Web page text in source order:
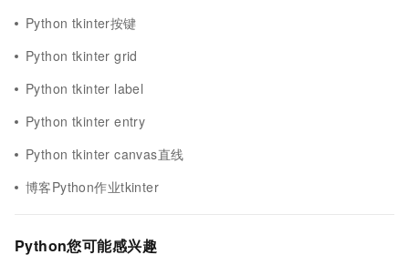
Python tkinter按键
Python tkinter grid
Python tkinter label
Python tkinter entry
Python tkinter canvas直线
博客Python作业tkinter
Python您可能感兴趣